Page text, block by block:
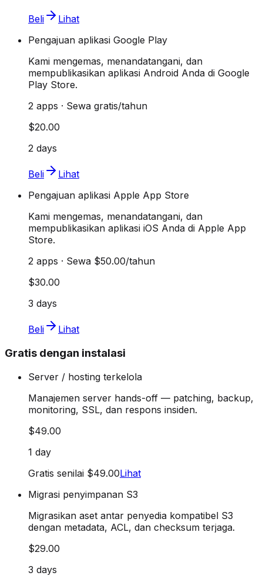
Beli
Lihat
Pengajuan aplikasi Google Play
Kami mengemas, menandatangani, dan
mempublikasikan aplikasi Android Anda di Google
Play Store.
2 apps · Sewa gratis/tahun
$20.00
2 days
Beli
Lihat
Pengajuan aplikasi Apple App Store
Kami mengemas, menandatangani, dan
mempublikasikan aplikasi iOS Anda di Apple App
Store.
2 apps · Sewa $50.00/tahun
$30.00
3 days
Beli Lihat
Gratis dengan instalasi
Server / hosting terkelola
Manajemen server hands-off — patching, backup,
monitoring, SSL, dan respons insiden.
$49.00
1 day
Gratis senilai $49.00Lihat
Migrasi penyimpanan S3
Migrasikan aset antar penyedia kompatibel S3
dengan metadata, ACL, dan checksum terjaga.
$29.00
3 days